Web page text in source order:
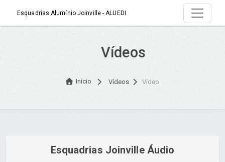
Esquadrias Alumínio Joinville - ALUEDI
Vídeos
Início Vídeos Vídeo
Esquadrias Joinville Áudio